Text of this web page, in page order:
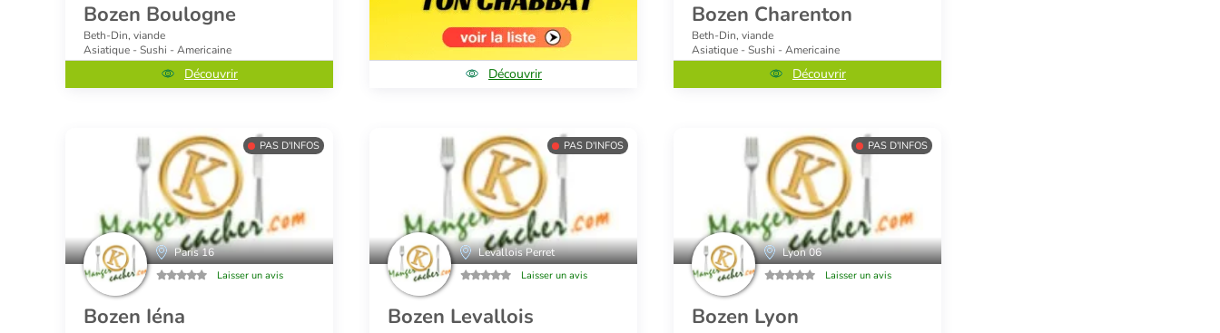
Bozen Boulogne
Beth-Din, viande
Asiatique - Sushi - Americaine
Découvrir Découvrir
Bozen Charenton
Beth-Din, viande
Asiatique - Sushi - Americaine
Découvrir
PAS D'INFOS
Paris 16
Laisser un avis
Bozen Iéna
PAS D'INFOS
Levallois Perret
Laisser un avis
Bozen Levallois
PAS D'INFOS
Lyon 06
Laisser un avis
Bozen Lyon